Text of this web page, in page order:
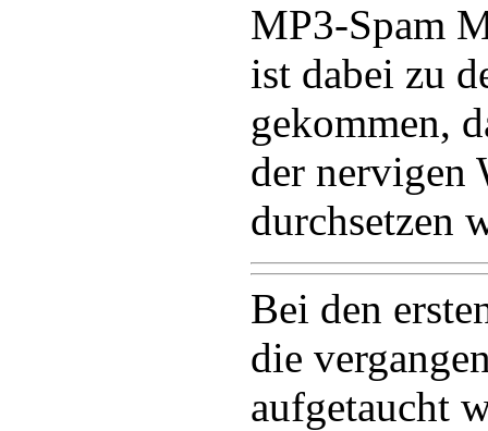
MP3-Spam
ist dabei zu
gekommen,
der nervigen
durchsetzen
Bei den
die
aufgetaucht